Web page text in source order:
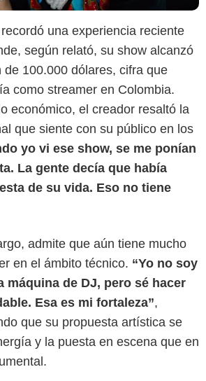
una experiencia reciente
según relató, su show alcanzó
de 100.000 dólares, cifra que
como streamer en Colombia.
económico, el creador resaltó la
que siente con su público en los
yo vi ese show, se me ponían
La gente decía que había
de su vida. Eso no tiene
admite que aún tiene mucho
en el ámbito técnico. “Yo no soy
máquina de DJ, pero sé hacer
Esa es mi fortaleza”,
que su propuesta artística se
y la puesta en escena que en
Google